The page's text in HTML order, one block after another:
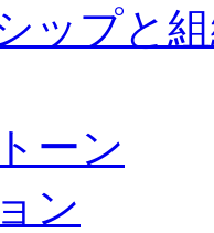
ップと
ーン
ン